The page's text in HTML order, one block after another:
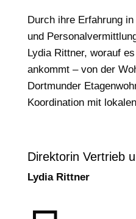
Durch ihre Erfahrung
und
Lydia Rittner, worauf
ankommt – von der
Dortmunder
Koordination mit
Direktorin Vertrieb
Lydia Rittner